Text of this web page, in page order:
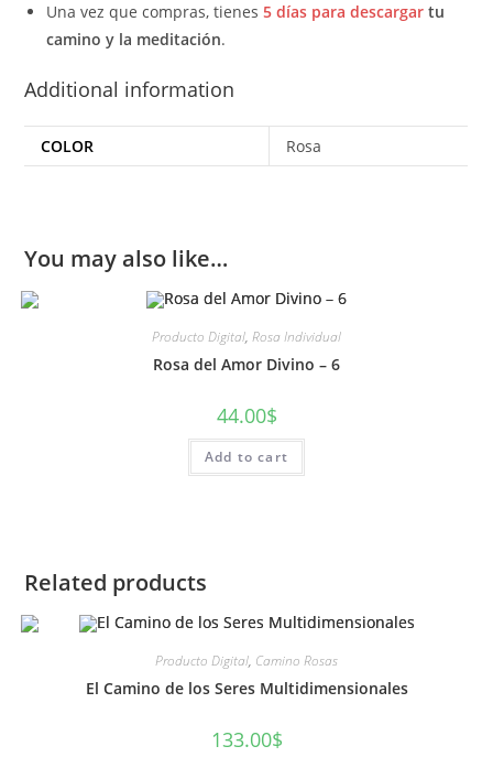
Una vez que compras, tienes5 días para descargar tu
camino y la meditación.
Additional information
COLOR Rosa
You may also like…
Producto Digital, Rosa Individual
Rosa del Amor Divino – 6
44.00$
Add to cart
Related products
Producto Digital, Camino Rosas
El Camino de los Seres Multidimensionales
133.00$